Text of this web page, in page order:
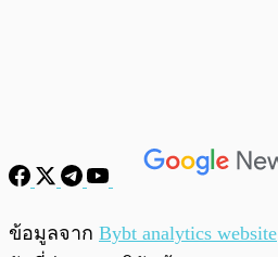
ข้อมูลจาก Bybt analytics website